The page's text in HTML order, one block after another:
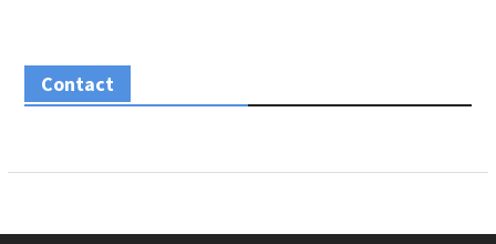
Contact